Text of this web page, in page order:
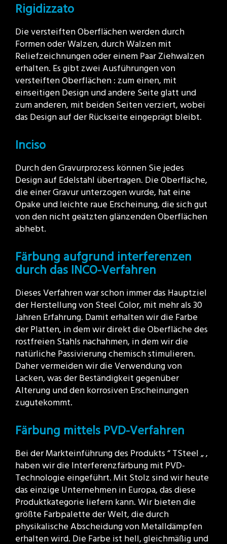
Rigidizzato
Die versteiften Oberflächen werden durch
Formen oder Walzen, durch Walzen mit
Reliefzeichnungen oder einem Paar Ziehwalzen
erhalten. Es gibt zwei Ausführungen von
versteiften Oberflächen : zum einen, mit
einseitigen Design und andere Seite glatt und
zum anderen, mit beiden Seiten verziert, wobei
das Design auf der Rückseite eingeprägt bleibt.
Inciso
Durch den Gravurprozess können Sie jedes
Design auf Edelstahl übertragen. Die Oberfläche,
die einer Gravur unterzogen wurde, hat eine
Opake und leichte raue Erscheinung, die sich gut
von den nicht geätzten glänzenden Oberflächen
abhebt.
Färbung aufgrund interferenzen
durch das INCO-Verfahren
Dieses Verfahren war schon immer das Hauptziel
der Herstellung von Steel Color, mit mehr als 30
Jahren Erfahrung. Damit erhalten wir die Farbe
der Platten, in dem wir direkt die Oberfläche des
rostfreien Stahls nachahmen, in dem wir die
natürliche Passivierung chemisch stimulieren.
Daher vermeiden wir die Verwendung von
Lacken, was der Beständigkeit gegenüber
Alterung und den korrosiven Erscheinungen
zugutekommt.
Färbung mittels PVD-Verfahren
Bei der Markteinführung des Produkts “ TSteel „ ,
haben wir die Interferenzfärbung mit PVD-
Technologie eingeführt. Mit Stolz sind wir heute
das einzige Unternehmen in Europa, das diese
Produktkategorie liefern kann. Wir bieten die
größte Farbpalette der Welt, die durch
physikalische Abscheidung von Metalldämpfen
erhalten wird. Die Farbe ist hell, gleichmäßig und